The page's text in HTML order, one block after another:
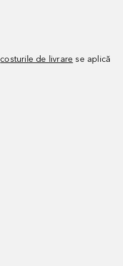
costurile de livrare se aplică